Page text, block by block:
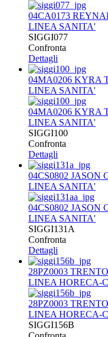
04CA0173
LINEA SANITA'
SIGGI077
Confronta
Dettagli
04MA0206 KYRA
LINEA SANITA'
04MA0206 KYRA
LINEA SANITA'
SIGGI100
Confronta
Dettagli
04CS0802 JASON
LINEA SANITA'
04CS0802 JASON
LINEA SANITA'
SIGGI131A
Confronta
Dettagli
28PZ0003
LINEA HORECA-
28PZ0003
LINEA HORECA-
SIGGI156B